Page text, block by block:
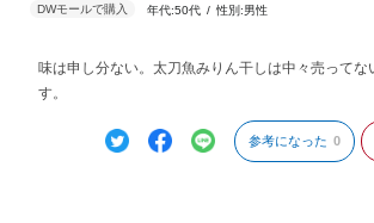
年代:50代 性別:男性
味は申し分ない。太刀魚みりん干しは中々売ってな
す。
参考になった 0